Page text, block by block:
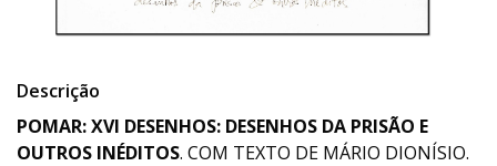
Descrição
POMAR: XVI DESENHOS: DESENHOS DA PRISÃO E
OUTROS INÉDITOS. COM TEXTO DE MÁRIO DIONÍSIO.